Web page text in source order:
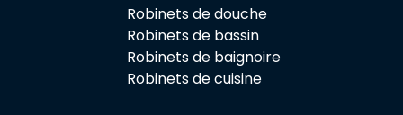
Robinets de douche
Robinets de bassin
Robinets de baignoire
Robinets de cuisine